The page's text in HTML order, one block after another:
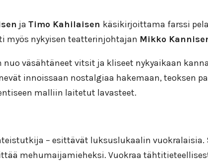
ja Timo Kahilaisen käsikirjoittama farssi
myös nykyisen teatterinjohtajan Mikko
väsähtäneet vitsit ja kliseet nykyaikaan
innoissaan nostalgiaa hakemaan, teoksen
malliin laitetut lavasteet.
– esittävät luksuslukaalin vuokralaisia.
mehumaijamieheksi. Vuokraa